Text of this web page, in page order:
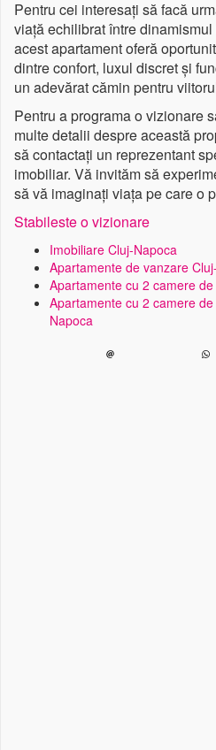
Pentru cei interesați să facă
viață echilibrat între
acest apartament oferă
dintre confort, luxul discret și
un adevărat cămin pentru
Pentru a programa o vizionare
multe detalii despre această
să contactați un reprezentant
imobiliar. Vă invităm să
să vă imaginați viața pe care o
Stabileste o vizionare
Imobiliare Cluj-Napoca
Apartamente de vanzare
Apartamente cu 2 camere
Apartamente cu 2 camere
Napoca